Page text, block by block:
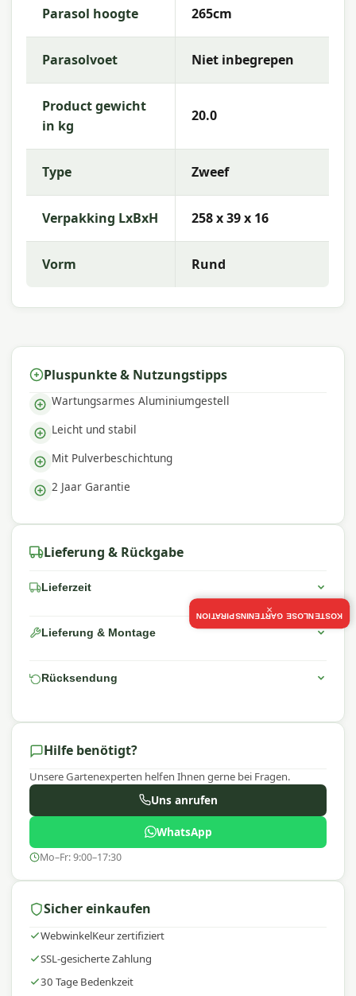
Parasol hoogte 265cm
Parasolvoet Niet inbegrepen
Product gewicht
in kg
20.0
Type Zweef
Verpakking LxBxH 258 x 39 x 16
Vorm Rund
Pluspunkte & Nutzungstipps
Wartungsarmes Aluminiumgestell
Leicht und stabil
Mit Pulverbeschichtung
2 Jaar Garantie
Lieferung & Rückgabe
Lieferzeit
Lieferung & Montage
Rücksendung
Hilfe benötigt?
Unsere Gartenexperten helfen Ihnen gerne bei Fragen.
Uns anrufen
WhatsApp
Mo–Fr: 9:00–17:30
Sicher einkaufen
WebwinkelKeur zertifiziert
SSL-gesicherte Zahlung
30 Tage Bedenkzeit
KOSTENLOSE GARTENINSPIRATION
×